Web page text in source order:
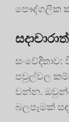
පෞද්ගලික
පවුල්වල
වන්න.
බලපෑමක්